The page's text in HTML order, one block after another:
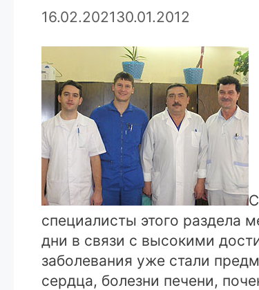
16.02.202130.01.2012
специалисты этого раздела
дни в связи с высокими
заболевания уже стали
сердца, болезни печени,